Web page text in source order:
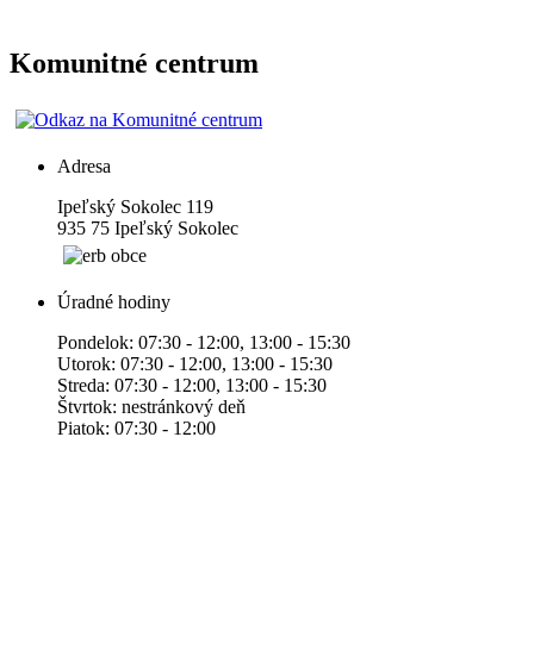
Komunitné centrum
Adresa
Ipeľský Sokolec 119
935 75 Ipeľský Sokolec
Úradné hodiny
Pondelok: 07:30 - 12:00, 13:00 - 15:30
Utorok: 07:30 - 12:00, 13:00 - 15:30
Streda: 07:30 - 12:00, 13:00 - 15:30
Štvrtok: nestránkový deň
Piatok: 07:30 - 12:00